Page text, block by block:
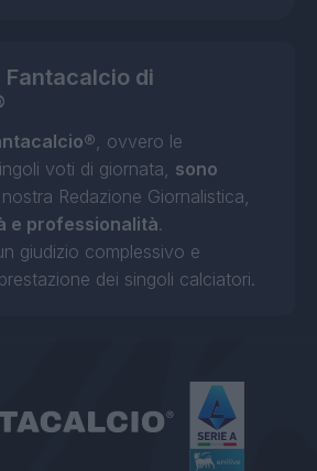
Fantacalcio di
, ovvero le
voti di giornata, sono
Redazione Giornalistica,
e professionalità.
giudizio complessivo e
dei singoli calciatori.